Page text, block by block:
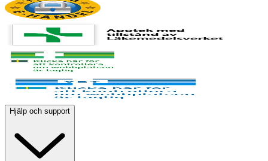
Hjälp och support